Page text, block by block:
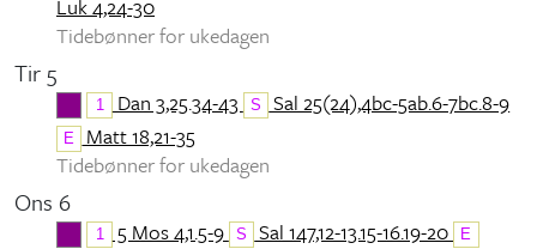
Luk 4,24-30
Tidebønner for ukedagen
Tir 5
1 Dan 3,25.34-43 S Sal 25(24),4bc-5ab.6-7bc.8-9
E
Matt 18,21-35
Tidebønner for ukedagen
Ons 6
1 5 Mos 4,1.5-9 S Sal 147,12-13.15-16.19-20 E